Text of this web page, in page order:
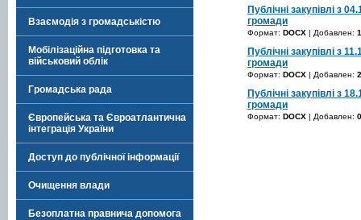
Взаємодія з громадськістю
Мобілізаційна підготовка та
військовий облік
Громадська рада
Європейська та Євроатлантична
інтеграція України
Доступ до публічної інформації
Очищення влади
Безоплатна правнича допомога
Публічні закупівлі з
громади
Формат: DOCX | Добавлен:
Публічні закупівлі з
громади
Формат: DOCX | Добавлен:
Публічні закупівлі з
громади
Формат: DOCX | Добавлен: